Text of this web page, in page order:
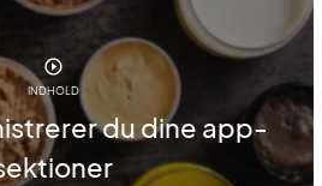
INDHOLD
du dine app-